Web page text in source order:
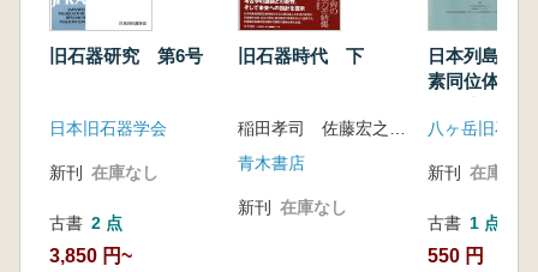
5. 東アジアの中における前期旧石器の諸問題
松藤和人
6. 九州地方における最古の旧石器の諸問題 鎌
<誌上報告>
岩手県金取遺跡
長野県野尻湖立ヶ鼻遺跡
長野県竹佐中原遺跡
旧石器研究 第6号
日本旧石器学会
新刊 在庫なし
古書 2 点
3,850 円~
旧石器時代 下
青木書店
新刊 在庫なし
日本列島に
素同位体ス
動の起源
新刊 在庫なし
古書 1 点
550 円